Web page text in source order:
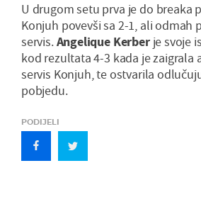
U drugom setu prva je do breaka
Konjuh povevši sa 2-1, ali odmah
servis.Angelique Kerberje svoje
kod rezultata 4-3 kada je zaigrala
servis Konjuh, te ostvarila
pobjedu.
PODIJELI